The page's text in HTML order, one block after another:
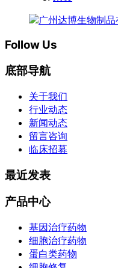
Follow Us
底部导航
关于我们
行业动态
新闻动态
留言咨询
临床招募
最近发表
产品中心
基因治疗药物
细胞治疗药物
蛋白类药物